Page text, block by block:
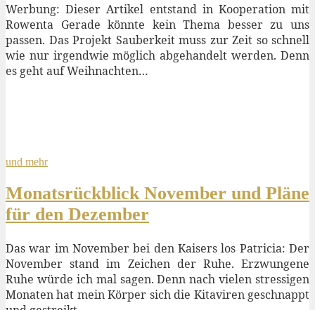
Werbung: Dieser Artikel entstand in Kooperation mit
Rowenta Gerade könnte kein Thema besser zu uns
passen. Das Projekt Sauberkeit muss zur Zeit so schnell
wie nur irgendwie möglich abgehandelt werden. Denn
es geht auf Weihnachten…
und mehr
Monatsrückblick November und Pläne
für den Dezember
Das war im November bei den Kaisers los Patricia: Der
November stand im Zeichen der Ruhe. Erzwungene
Ruhe würde ich mal sagen. Denn nach vielen stressigen
Monaten hat mein Körper sich die Kitaviren geschnappt